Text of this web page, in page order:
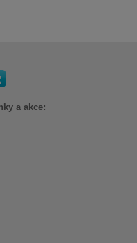
a akce: